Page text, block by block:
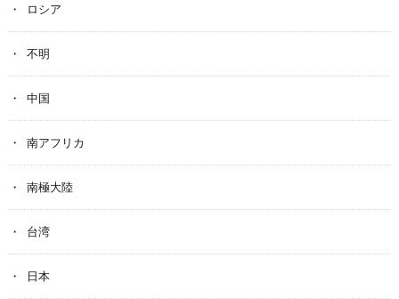
ロシア
不明
中国
南アフリカ
南極大陸
台湾
日本